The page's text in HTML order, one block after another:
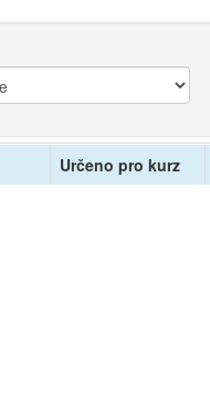
Určeno pro kurz